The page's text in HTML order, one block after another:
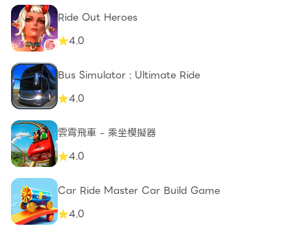
Ride Out Heroes
4.0
Bus Simulator : Ultimate Ride
4.0
雲霄飛車 - 乘坐模擬器
4.0
Car Ride Master Car Build Game
4.0